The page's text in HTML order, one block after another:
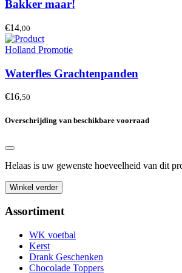
Bakker maar!
€14,00
Holland Promotie
Waterfles Grachtenpanden
€16,50
Overschrijding van beschikbare voorraad
Helaas is uw gewenste hoeveelheid van dit
Winkel verder
Assortiment
WK voetbal
Kerst
Drank Geschenken
Chocolade Toppers